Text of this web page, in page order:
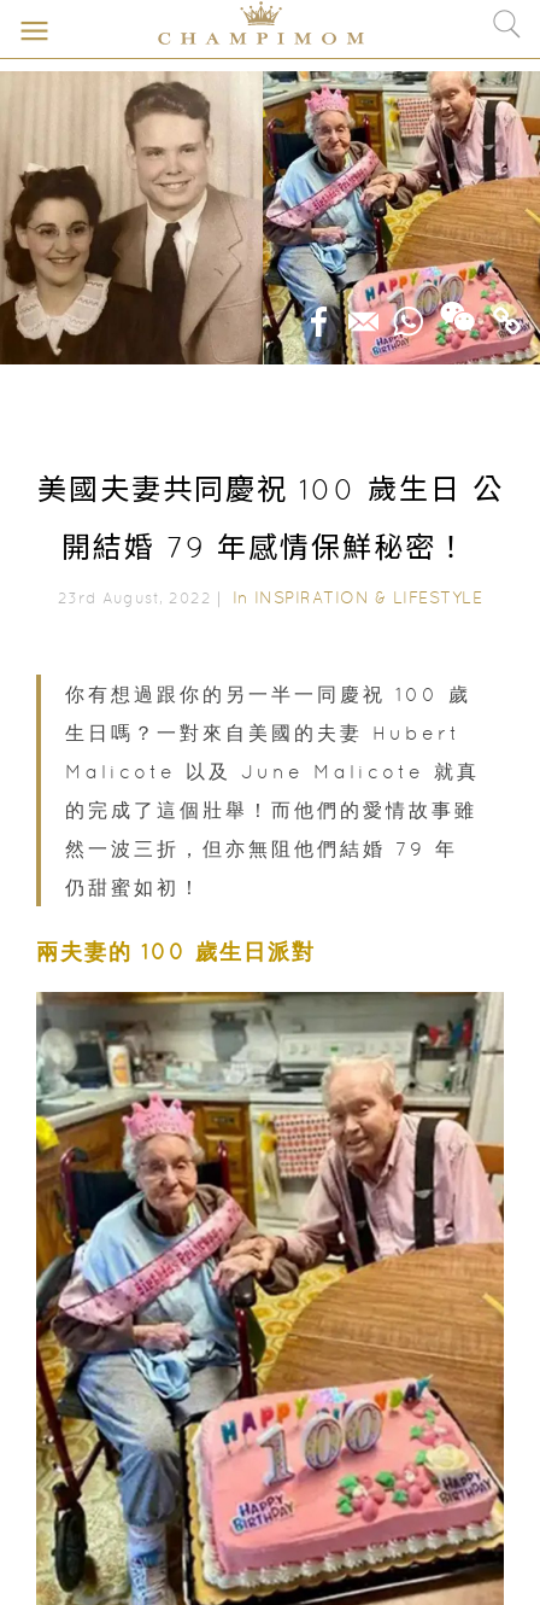
美國夫妻共同慶祝 100 歲生日 公
開結婚 79 年感情保鮮秘密！
23rd August, 2022｜ In INSPIRATION & LIFESTYLE
你有想過跟你的另一半一同慶祝 100 歲
生日嗎？一對來自美國的夫妻 Hubert
Malicote 以及 June Malicote 就真
的完成了這個壯舉！而他們的愛情故事雖
然一波三折，但亦無阻他們結婚 79 年
仍甜蜜如初！
兩夫妻的 100 歲生日派對